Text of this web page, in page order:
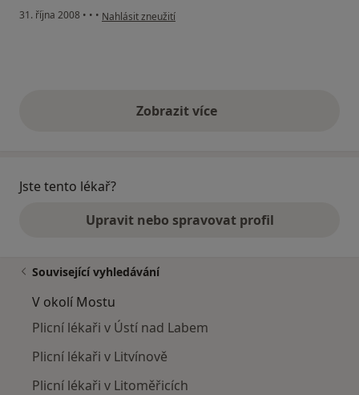
31. října 2008 • • • podle názoru uživatele iva
Nahlásit zneužití
Zobrazit vícevýše uvedené názory
Jste tento lékař?
Upravit nebo spravovat profil
Související vyhledávání
V okolí Mostu
Plicní lékaři v Ústí nad Labem
Plicní lékaři v Litvínově
Plicní lékaři v Litoměřicích